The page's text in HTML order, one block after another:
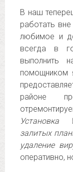
В наш
работать
любимое и
всегда в
выполнить
помощником
районе
Установка
залитых
удаление
оперативно,